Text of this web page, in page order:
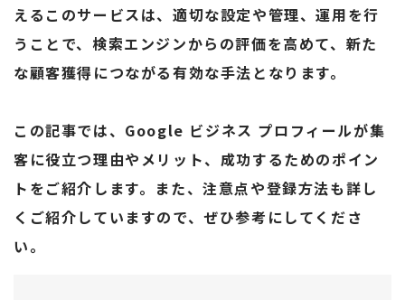
えるこのサービスは、適切な設定や管理、運用を行
うことで、検索エンジンからの評価を高めて、新た
な顧客獲得につながる有効な手法となります。
この記事では、Google ビジネス プロフィールが集
客に役立つ理由やメリット、成功するためのポイン
トをご紹介します。また、注意点や登録方法も詳し
くご紹介していますので、ぜひ参考にしてくださ
い。